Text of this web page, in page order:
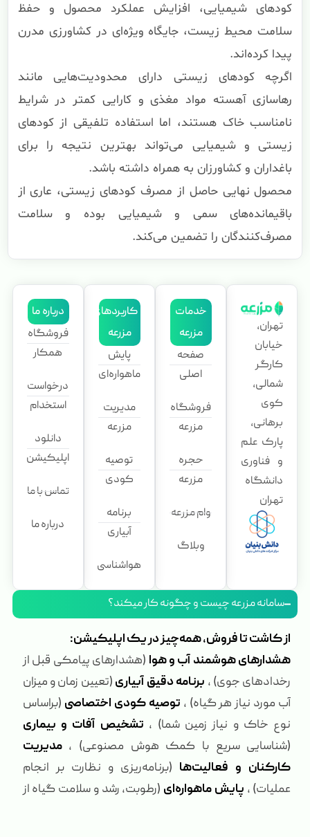
کودهای شیمیایی، افزایش عملکرد محصول و حفظ
سلامت محیط زیست، جایگاه ویژه‌ای در کشاورزی مدرن
پیدا کرده‌اند.
اگرچه کودهای زیستی دارای محدودیت‌هایی مانند
رهاسازی آهسته مواد مغذی و کارایی کمتر در شرایط
نامناسب خاک هستند، اما استفاده تلفیقی از کودهای
زیستی و شیمیایی می‌تواند بهترین نتیجه را برای
باغداران و کشاورزان به همراه داشته باشد.
محصول نهایی حاصل از مصرف کودهای زیستی، عاری از
باقیمانده‌های سمی و شیمیایی بوده و سلامت
مصرف‌کنندگان را تضمین می‌کند.
تهران،
خیابان
کارگر
شمالی،
کوی
برهانی،
پارک علم
و فناوری
دانشگاه
تهران
خدمات
مزرعه
صفحه
اصلی
فروشگاه
مزرعه
حجره
مزرعه
وام مزرعه
وبلاگ
کاربردهای
مزرعه
پایش
ماهواره‌ای
مدیریت
مزرعه
توصیه
کودی
برنامه
آبیاری
هواشناسی
درباره ما
فروشگاه
همکار
درخواست
استخدام
دانلود
اپلیکیشن
تماس با ما
درباره ما
سامانه مزرعه چیست و چگونه کار میکند؟
از کاشت تا فروش، همه‌چیز در یک اپلیکیشن:
هشدارهای هوشمند آب و هوا (هشدارهای پیامکی قبل از
رخدادهای جوی) ، برنامه دقیق آبیاری (تعیین زمان و میزان
آب مورد نیاز هر گیاه) ، توصیه کودی اختصاصی (براساس
نوع خاک و نیاز زمین شما) ، تشخیص آفات و بیماری
(شناسایی سریع با کمک هوش مصنوعی) ،مدیریت
کارکنان و فعالیت‌ها (برنامه‌ریزی و نظارت بر انجام
عملیات) ، پایش ماهواره‌ای (رطوبت، رشد و سلامت گیاه از